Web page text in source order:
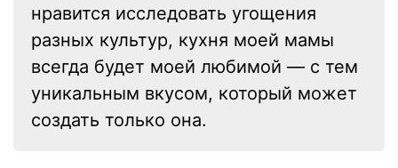
нравится исследовать угощения
разных культур, кухня моей мамы
всегда будет моей любимой — с тем
уникальным вкусом, который может
создать только она.